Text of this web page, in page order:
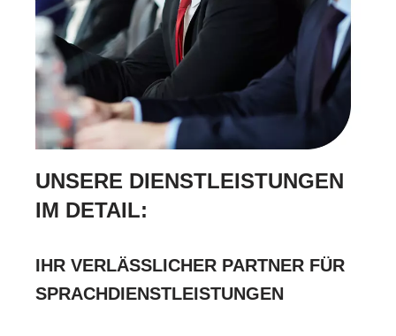
UNSERE DIENSTLEISTUNGEN
IM DETAIL:
IHR VERLÄSSLICHER PARTNER FÜR
SPRACHDIENSTLEISTUNGEN